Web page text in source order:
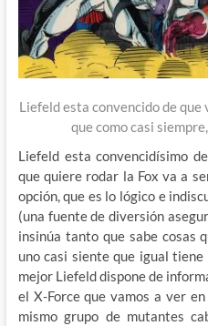
Liefeld esta convencido de que
que como casi
Liefeld esta convencidísimo
que quiere rodar la Fox va a
opción, que es lo lógico e
(una fuente de diversión
insinúa tanto que sabe cosas
uno casi siente que igual
mejor Liefeld dispone de
el X-Force que vamos a ver
mismo grupo de mutantes